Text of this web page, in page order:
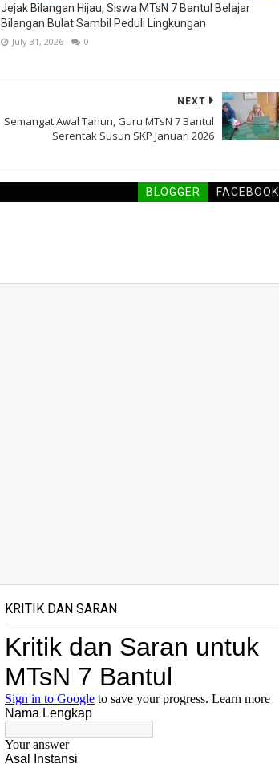
Jejak Bilangan Hijau, Siswa MTsN 7 Bantul Belajar
Bilangan Bulat Sambil Peduli Lingkungan
July 31, 2026 0
NEXT
Semangat Awal Tahun, Guru MTsN 7 Bantul
Serentak Susun SKP Januari 2026
BLOGGER FACEBOOK
KRITIK DAN SARAN